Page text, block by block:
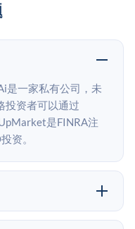
是一家私有公司，未
投资者可以通过
是FINRA注
资。
家私有公司。最近的